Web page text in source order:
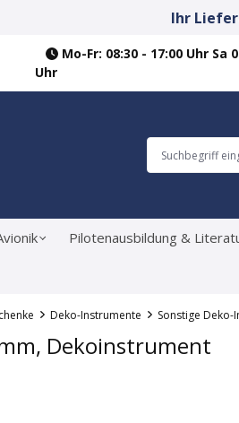
Ihr
Mo-Fr: 08:30 - 17:00 Uhr Sa
Uhr
Pilotenausbildung &
Deko-Instrumente Sonstige Deko-
Dekoinstrument